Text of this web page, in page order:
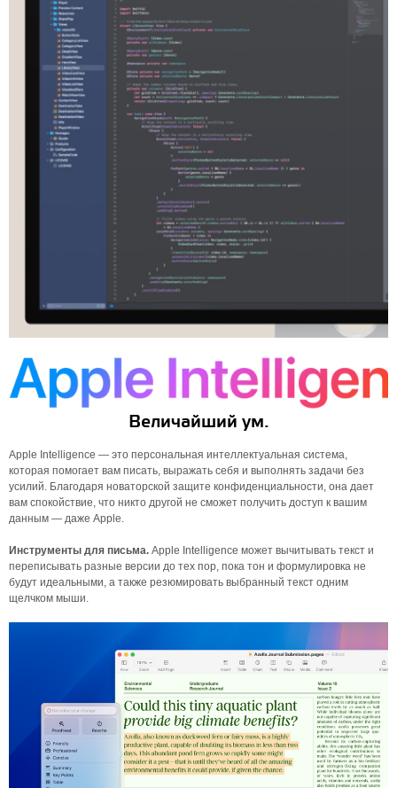
Величайший ум.
Apple Intelligence — это персональная интеллектуальная система,
которая помогает вам писать, выражать себя и выполнять задачи без
усилий. Благодаря новаторской защите конфиденциальности, она дает
вам спокойствие, что никто другой не сможет получить доступ к вашим
данным — даже Apple.
Инструменты для письма. Apple Intelligence может вычитывать текст и
переписывать разные версии до тех пор, пока тон и формулировка не
будут идеальными, а также резюмировать выбранный текст одним
щелчком мыши.